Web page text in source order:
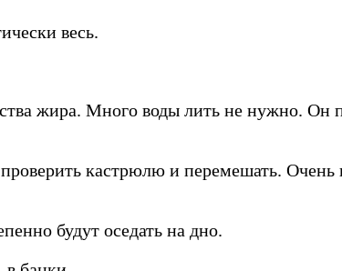
весь.
жира. Много воды лить не нужно. Он
кастрюлю и перемешать. Очень
будут оседать на дно.